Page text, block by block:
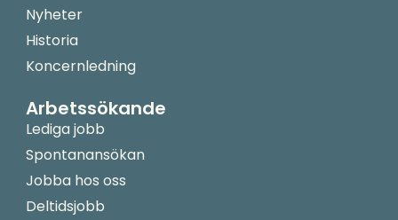
Arbetssökande
Lediga jobb
Spontanansökan
Jobba hos oss
Deltidsjobb
Nyheter
Historia
Koncernledning